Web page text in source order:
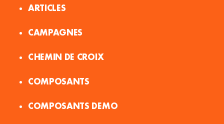
ARTICLES
CAMPAGNES
CHEMIN DE CROIX
COMPOSANTS
COMPOSANTS DEMO